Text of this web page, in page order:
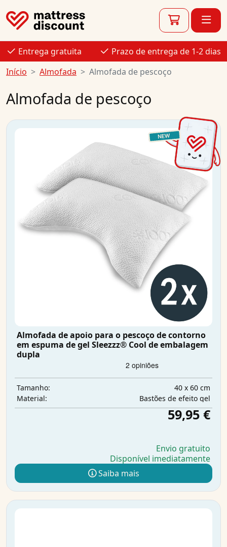
Entrega gratuita
Prazo de entrega de 1-2 dias
Início
Almofada Almofada de pescoço
Almofada de pescoço
Almofada de apoio para o pescoço de contorno
em espuma de gel Sleezzz® Cool de embalagem
dupla
Tamanho:
40 x 60 cm
Material:
Bastões de efeito gel
59,95 €
Envio gratuito
Disponível imediatamente
Saiba mais